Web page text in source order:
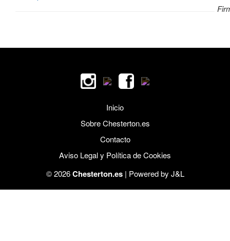
Inicio
Sobre Chesterton.es
Contacto
Aviso Legal y Política de Cookies
© 2026Chesterton.es| Powered by J&L